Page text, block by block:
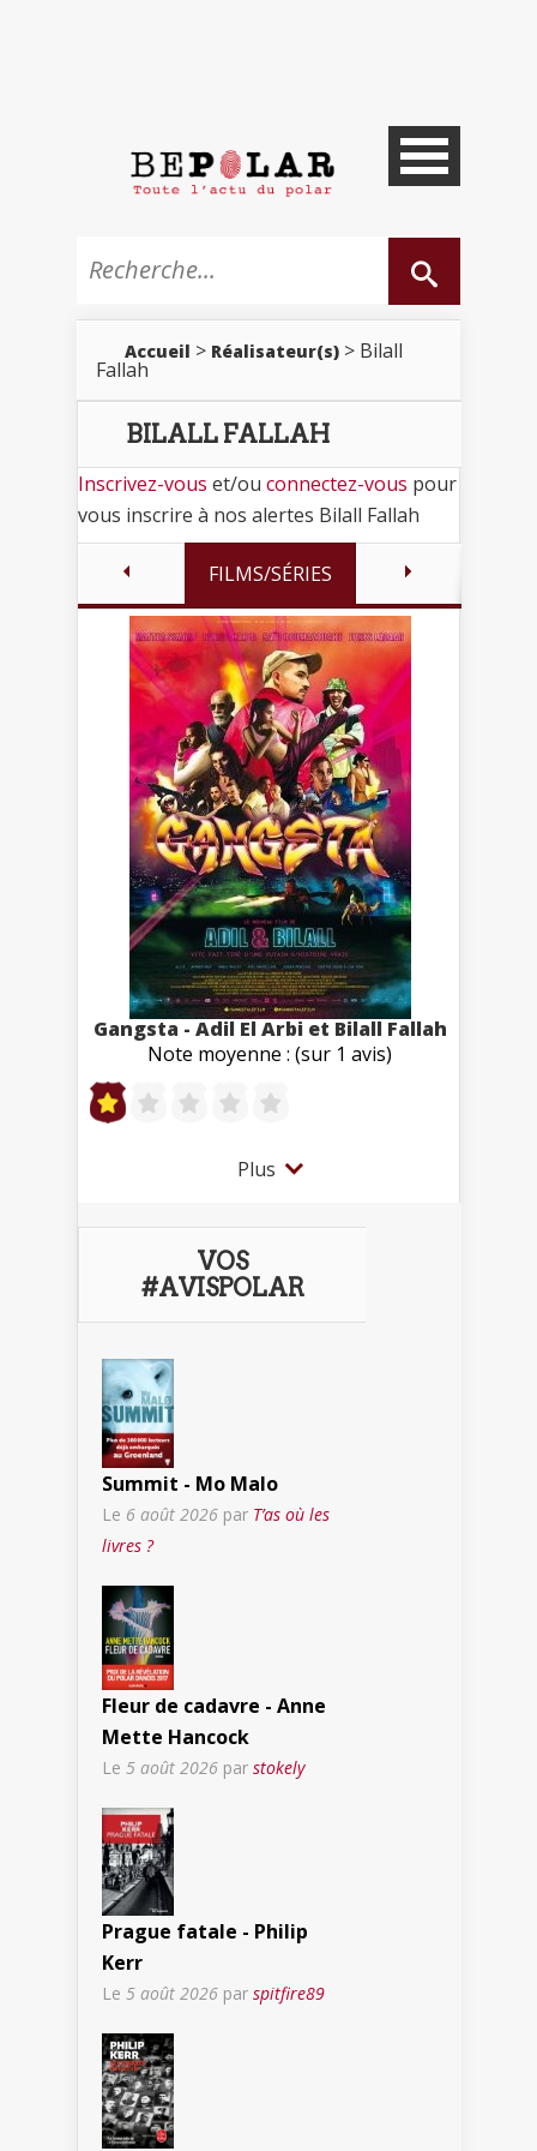
Accueil > Réalisateur(s) > Bilall
Fallah
BILALL FALLAH
Inscrivez-vous et/ou connectez-vous pour
vous inscrire à nos alertes Bilall Fallah
FILMS/SÉRIES
Gangsta - Adil El Arbi et Bilall Fallah
Note moyenne : (sur 1 avis)
Plus
VOS
#AVISPOLAR
Summit - Mo Malo
Le 6 août 2026 par T’as où les
livres ?
Fleur de cadavre - Anne
Mette Hancock
Le 5 août 2026 par stokely
Prague fatale - Philip
Kerr
Le 5 août 2026 par spitfire89